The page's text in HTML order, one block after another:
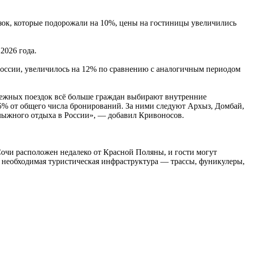
которые подорожали на 10%, цены на гостиницы увеличились
года.
увеличилось на 12% по сравнению с аналогичным периодом
поездок всё больше граждан выбирают внутренние
от общего числа бронирований. За ними следуют Архыз, Домбай,
отдыха в России», — добавил Кривоносов.
расположен недалеко от Красной Поляны, и гости могут
туристическая инфраструктура — трассы, фуникулеры,